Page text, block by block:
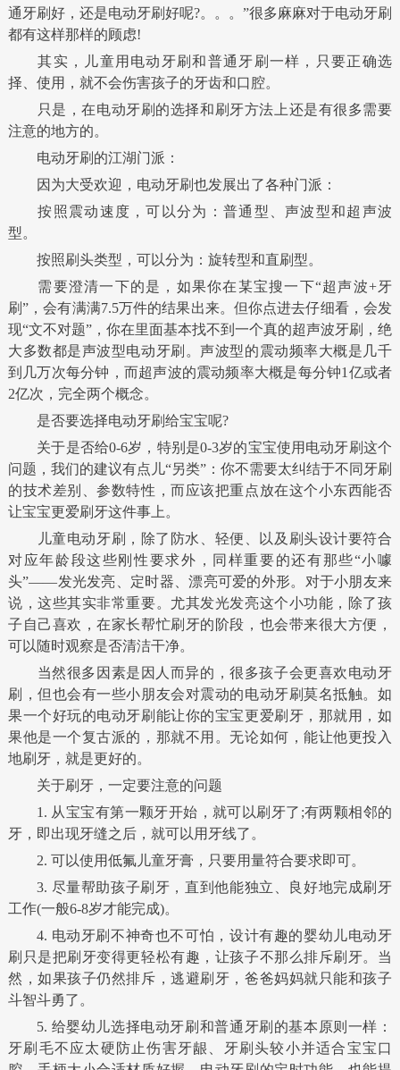
通牙刷好，还是电动牙刷好呢?。。。”很多麻麻对于电动牙刷
都有这样那样的顾虑!
其实，儿童用电动牙刷和普通牙刷一样，只要正确选
择、使用，就不会伤害孩子的牙齿和口腔。
只是，在电动牙刷的选择和刷牙方法上还是有很多需要
注意的地方的。
电动牙刷的江湖门派：
因为大受欢迎，电动牙刷也发展出了各种门派：
按照震动速度，可以分为：普通型、声波型和超声波
型。
按照刷头类型，可以分为：旋转型和直刷型。
需要澄清一下的是，如果你在某宝搜一下“超声波+牙
刷”，会有满满7.5万件的结果出来。但你点进去仔细看，会发
现“文不对题”，你在里面基本找不到一个真的超声波牙刷，绝
大多数都是声波型电动牙刷。声波型的震动频率大概是几千
到几万次每分钟，而超声波的震动频率大概是每分钟1亿或者
2亿次，完全两个概念。
是否要选择电动牙刷给宝宝呢?
关于是否给0-6岁，特别是0-3岁的宝宝使用电动牙刷这个
问题，我们的建议有点儿“另类”：你不需要太纠结于不同牙刷
的技术差别、参数特性，而应该把重点放在这个小东西能否
让宝宝更爱刷牙这件事上。
儿童电动牙刷，除了防水、轻便、以及刷头设计要符合
对应年龄段这些刚性要求外，同样重要的还有那些“小噱
头”——发光发亮、定时器、漂亮可爱的外形。对于小朋友来
说，这些其实非常重要。尤其发光发亮这个小功能，除了孩
子自己喜欢，在家长帮忙刷牙的阶段，也会带来很大方便，
可以随时观察是否清洁干净。
当然很多因素是因人而异的，很多孩子会更喜欢电动牙
刷，但也会有一些小朋友会对震动的电动牙刷莫名抵触。如
果一个好玩的电动牙刷能让你的宝宝更爱刷牙，那就用，如
果他是一个复古派的，那就不用。无论如何，能让他更投入
地刷牙，就是更好的。
关于刷牙，一定要注意的问题
1. 从宝宝有第一颗牙开始，就可以刷牙了;有两颗相邻的
牙，即出现牙缝之后，就可以用牙线了。
2. 可以使用低氟儿童牙膏，只要用量符合要求即可。
3. 尽量帮助孩子刷牙，直到他能独立、良好地完成刷牙
工作(一般6-8岁才能完成)。
4. 电动牙刷不神奇也不可怕，设计有趣的婴幼儿电动牙
刷只是把刷牙变得更轻松有趣，让孩子不那么排斥刷牙。当
然，如果孩子仍然排斥，逃避刷牙，爸爸妈妈就只能和孩子
斗智斗勇了。
5. 给婴幼儿选择电动牙刷和普通牙刷的基本原则一样：
牙刷毛不应太硬防止伤害牙龈、牙刷头较小并适合宝宝口